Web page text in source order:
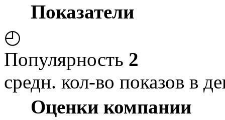
Показатели
◴
Популярность 2
средн. кол-во показов в
Оценки компании